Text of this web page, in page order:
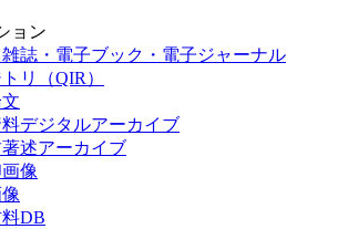
ョン
雑誌・電子ブック・電子ジャーナル
リ（QIR）
デジタルアーカイブ
述アーカイブ
像
DB